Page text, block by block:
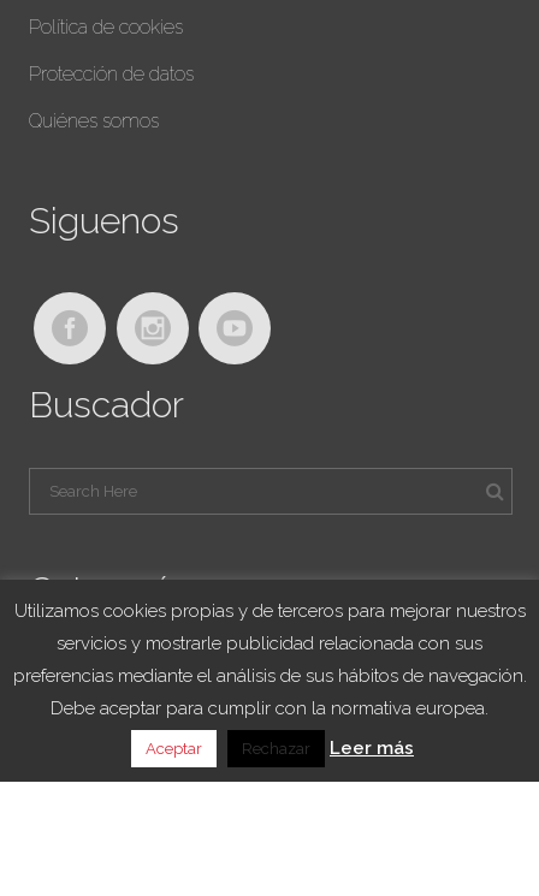
Política de cookies
Protección de datos
Quiénes somos
Siguenos
Buscador
Categorías
Blog Viajes University
Franquicias
Utilizamos cookies propias y de terceros para mejorar nuestros
servicios y mostrarle publicidad relacionada con sus
preferencias mediante el análisis de sus hábitos de navegación.
Debe aceptar para cumplir con la normativa europea.
Aceptar Rechazar Leer más